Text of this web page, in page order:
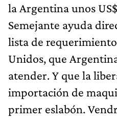
la Argentina unos
Semejante ayuda
lista de
Unidos, que
atender. Y que la
importación de
primer eslabón.